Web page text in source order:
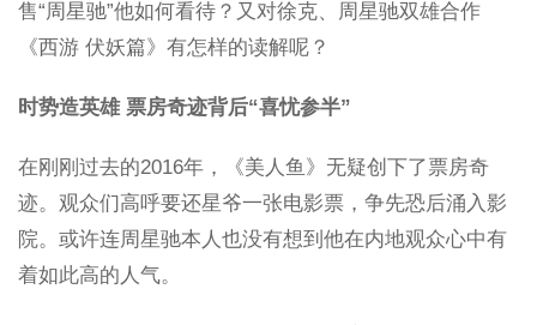
售“周星驰”他如何看待？又对徐克、周星驰双雄合作
《西游 伏妖篇》有怎样的读解呢？
时势造英雄 票房奇迹背后“喜忧参半”
在刚刚过去的2016年，《美人鱼》无疑创下了票房奇
迹。观众们高呼要还星爷一张电影票，争先恐后涌入影
院。或许连周星驰本人也没有想到他在内地观众心中有
着如此高的人气。